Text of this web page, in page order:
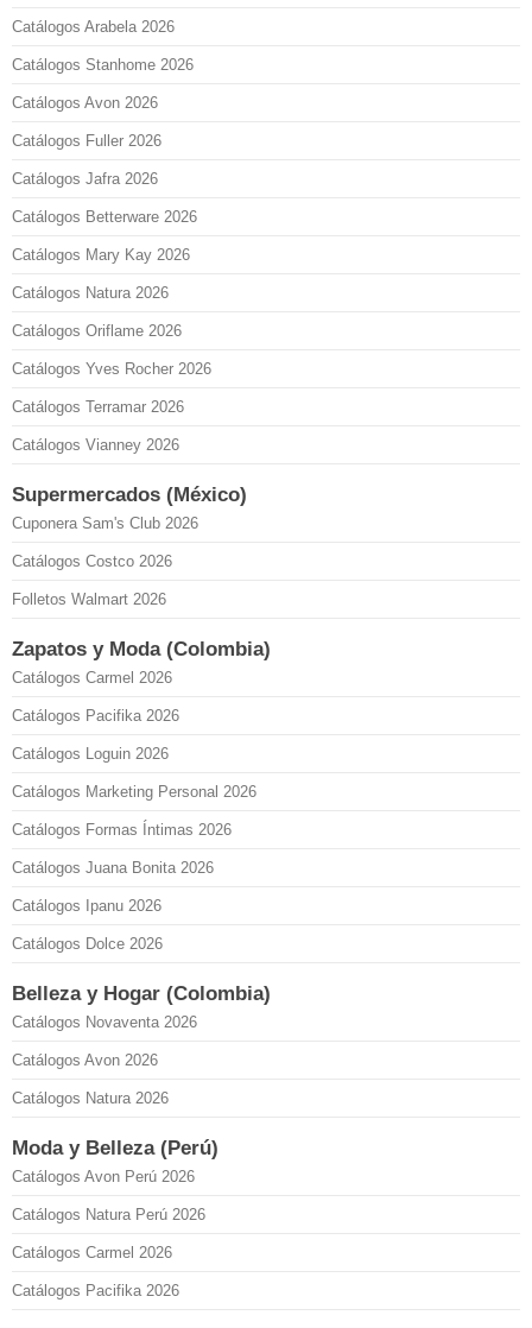
Catálogos Arabela 2026
Catálogos Stanhome 2026
Catálogos Avon 2026
Catálogos Fuller 2026
Catálogos Jafra 2026
Catálogos Betterware 2026
Catálogos Mary Kay 2026
Catálogos Natura 2026
Catálogos Oriflame 2026
Catálogos Yves Rocher 2026
Catálogos Terramar 2026
Catálogos Vianney 2026
Supermercados (México)
Cuponera Sam's Club 2026
Catálogos Costco 2026
Folletos Walmart 2026
Zapatos y Moda (Colombia)
Catálogos Carmel 2026
Catálogos Pacifika 2026
Catálogos Loguin 2026
Catálogos Marketing Personal 2026
Catálogos Formas Íntimas 2026
Catálogos Juana Bonita 2026
Catálogos Ipanu 2026
Catálogos Dolce 2026
Belleza y Hogar (Colombia)
Catálogos Novaventa 2026
Catálogos Avon 2026
Catálogos Natura 2026
Moda y Belleza (Perú)
Catálogos Avon Perú 2026
Catálogos Natura Perú 2026
Catálogos Carmel 2026
Catálogos Pacifika 2026